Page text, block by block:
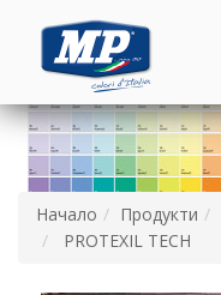
Начало Продукти
PROTEXIL TECH